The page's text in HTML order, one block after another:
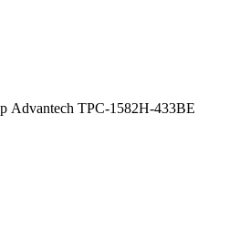
Advantech TPC-1582H-433BE